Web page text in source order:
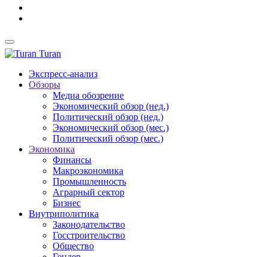
Turan
Экспресс-анализ
Обзоры
Медиа обозрение
Экономический обзор (нед.)
Политический обзор (нед.)
Экономический обзор (мес.)
Политический обзор (мес.)
Экономика
Финансы
Макроэкономика
Промышленность
Аграрный сектор
Бизнес
Внутриполитика
Законодательство
Госстроительство
Общество